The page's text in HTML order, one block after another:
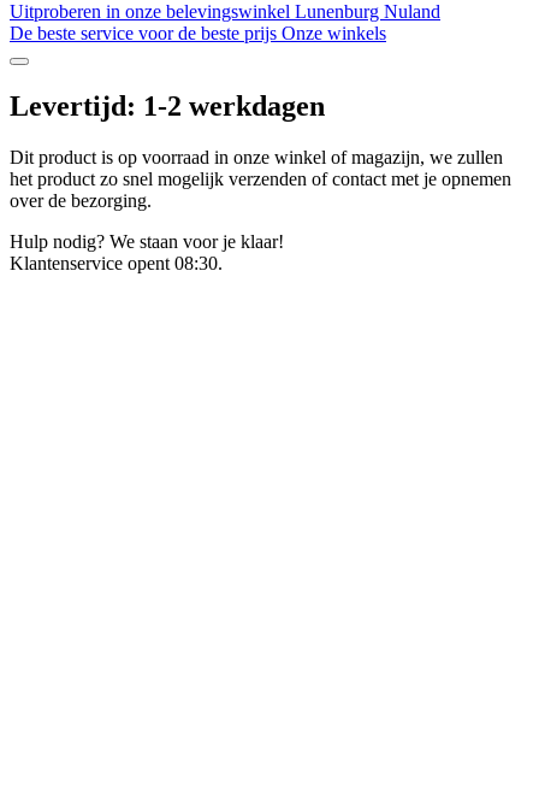
Uitproberen in onze belevingswinkel Lunenburg Nuland
De beste service voor de beste prijs Onze winkels
Levertijd: 1-2 werkdagen
Dit product is op voorraad in onze winkel of magazijn, we zullen
het product zo snel mogelijk verzenden of contact met je opnemen
over de bezorging.
Hulp nodig? We staan voor je klaar!
Klantenservice opent 08:30.